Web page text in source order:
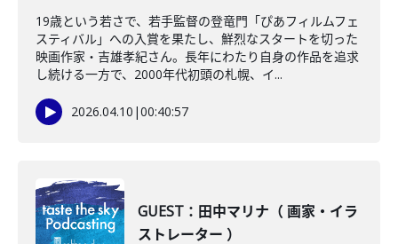
19歳という若さで、若手監督の登竜門「ぴあフィルムフェ
スティバル」への入賞を果たし、鮮烈なスタートを切った
映画作家・吉雄孝紀さん。長年にわたり自身の作品を追求
し続ける一方で、2000年代初頭の札幌、イ...
2026.04.10 |00:40:57
GUEST：田中マリナ（ 画家・イラ
ストレーター ）